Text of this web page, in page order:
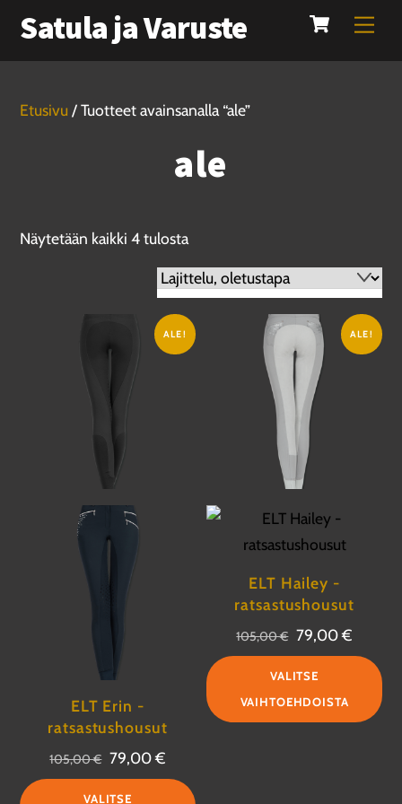
content
Cart
Satula ja Varuste
Etusivu / Tuotteet avainsanalla “ale”
ale
Näytetään kaikki 4 tulosta
ALE!
ELT Erin -
ratsastushousut
105,00€ Alkuperäinen
hinta
79,00€Nykyinen
hinta
VALITSE
ALE!
ELT Hailey -
ratsastushousut
105,00€ Alkuperäinen
hinta
oli:
105,00 €.
79,00€
hinta
79,00
VALITSE
VAIHTOEHDOISTA